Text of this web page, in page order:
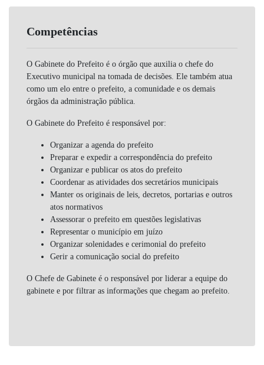
Competências
O Gabinete do Prefeito é o órgão que auxilia o chefe do
Executivo municipal na tomada de decisões. Ele também atua
como um elo entre o prefeito, a comunidade e os demais
órgãos da administração pública.
O Gabinete do Prefeito é responsável por:
Organizar a agenda do prefeito
Preparar e expedir a correspondência do prefeito
Organizar e publicar os atos do prefeito
Coordenar as atividades dos secretários municipais
Manter os originais de leis, decretos, portarias e outros
atos normativos
Assessorar o prefeito em questões legislativas
Representar o município em juízo
Organizar solenidades e cerimonial do prefeito
Gerir a comunicação social do prefeito
O Chefe de Gabinete é o responsável por liderar a equipe do
gabinete e por filtrar as informações que chegam ao prefeito.